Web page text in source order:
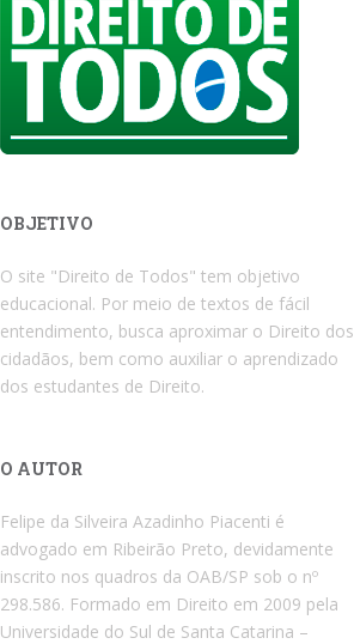
OBJETIVO
O site "Direito de Todos" tem objetivo
educacional. Por meio de textos de fácil
entendimento, busca aproximar o Direito dos
cidadãos, bem como auxiliar o aprendizado
dos estudantes de Direito.
O AUTOR
Felipe da Silveira Azadinho Piacenti é
advogado em Ribeirão Preto, devidamente
inscrito nos quadros da OAB/SP sob o nº
298.586. Formado em Direito em 2009 pela
Universidade do Sul de Santa Catarina –